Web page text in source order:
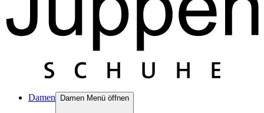
Damen Damen Menü öffnen